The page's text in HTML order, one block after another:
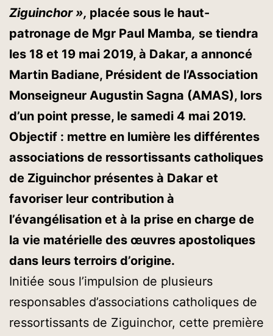
Ziguinchor », placée sous le haut-
patronage de Mgr Paul Mamba, se tiendra
les 18 et 19 mai 2019, à Dakar, a annoncé
Martin Badiane, Président de l’Association
Monseigneur Augustin Sagna (AMAS), lors
d’un point presse, le samedi 4 mai 2019.
Objectif : mettre en lumière les différentes
associations de ressortissants catholiques
de Ziguinchor présentes à Dakar et
favoriser leur contribution à
l’évangélisation et à la prise en charge de
la vie matérielle des œuvres apostoliques
dans leurs terroirs d’origine.
Initiée sous l’impulsion de plusieurs
responsables d’associations catholiques de
ressortissants de Ziguinchor, cette première